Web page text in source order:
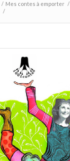
/ Mes contes à emporter /
/